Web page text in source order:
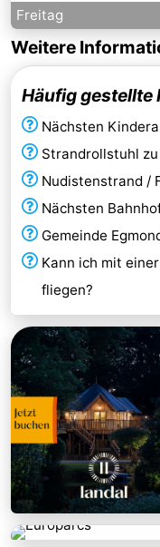
Freitag
Weitere
Häufig gestellte
Nächsten
Strandrollstuhl
Nudistenstrand /
Nächsten
Gemeinde
Kann ich mit
fliegen?